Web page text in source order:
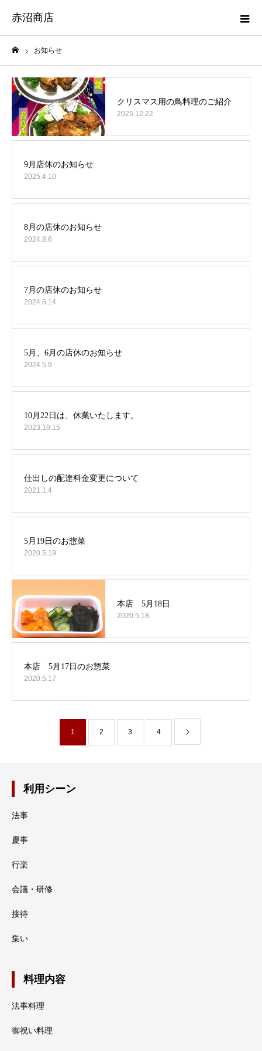
赤沼商店
お知らせ
2025.12.22
2025.4.10
2024.8.6
2024.6.14
2024.5.9
2023.10.15
2021.1.4
2020.5.19
2020.5.18
2020.5.17
1 2 3 4
利用シーン
法事
慶事
行楽
会議・研修
接待
集い
料理内容
法事料理
御祝い料理